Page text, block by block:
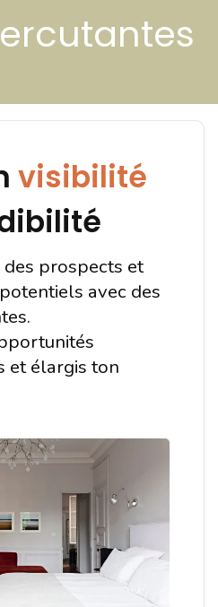
visibilité
prospects et
avec des
et élargis ton